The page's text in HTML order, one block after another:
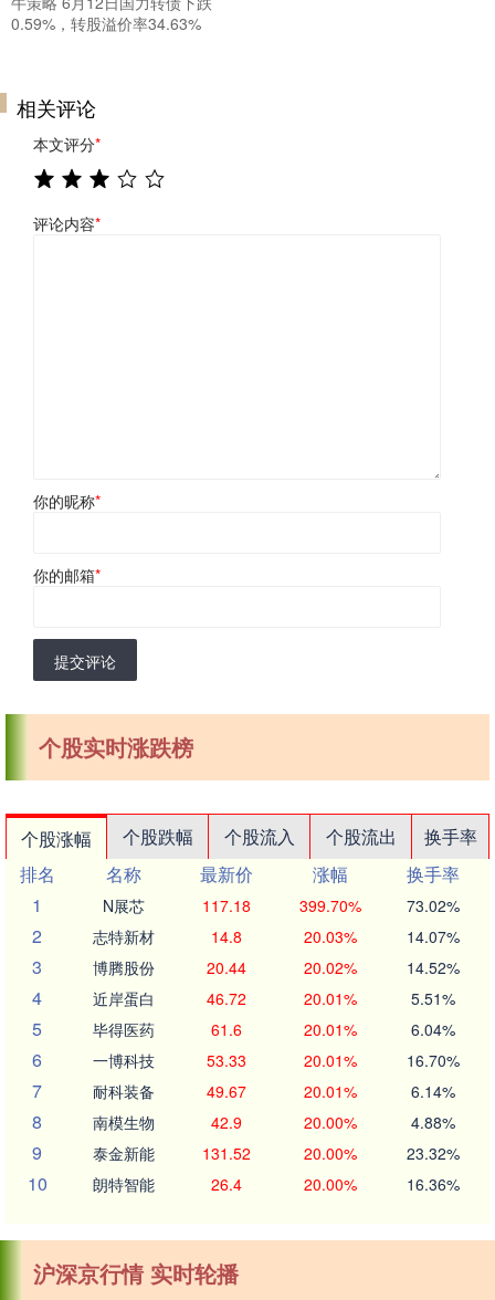
0.59%，转股溢价率34.63%
相关评论
本文评分*
评论内容*
你的昵称*
你的邮箱*
提交评论
个股实时涨跌榜
个股涨幅 个股跌幅 个股流入 个股流出
换手率
排名
名称 最新价 涨幅
换手率
1
N展芯 117.18 399.70% 73.02%
2 志特新材 14.8 20.03% 14.07%
3 博腾股份 20.44 20.02% 14.52%
4 近岸蛋白 46.72 20.01% 5.51%
5 毕得医药 61.6 20.01% 6.04%
6 一博科技 53.33 20.01% 16.70%
7 耐科装备 49.67 20.01% 6.14%
8 南模生物 42.9 20.00% 4.88%
9 泰金新能 131.52 20.00% 23.32%
10 朗特智能 26.4 20.00% 16.36%
沪深京行情 实时轮播